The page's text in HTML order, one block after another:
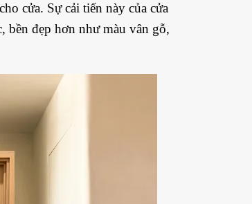
cửa. Sự cải tiến này của cửa
bền đẹp hơn như màu vân gỗ,